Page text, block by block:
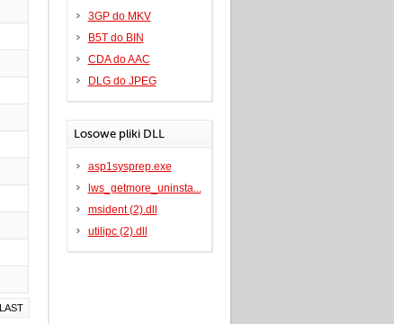
LAST
3GP do MKV
B5T do BIN
CDA do AAC
DLG do JPEG
Losowe pliki DLL
asp1sysprep.exe
lws_getmore_uninsta...
msident (2).dll
utilipc (2).dll